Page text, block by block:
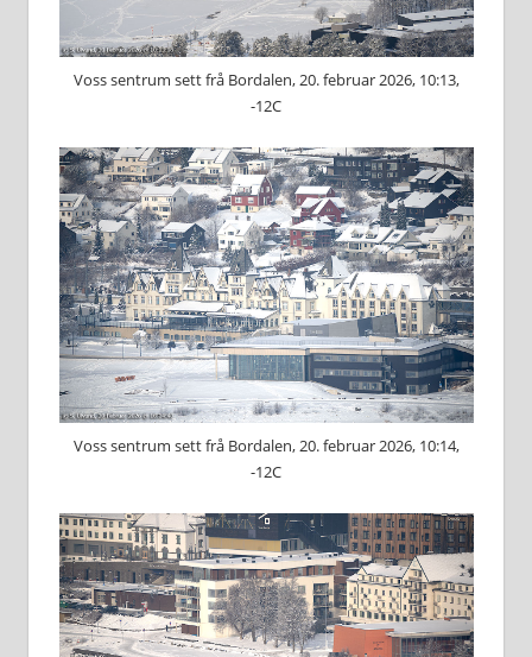
Voss sentrum sett frå Bordalen, 20. februar 2026, 10:13,
-12C
Voss sentrum sett frå Bordalen, 20. februar 2026, 10:14,
-12C